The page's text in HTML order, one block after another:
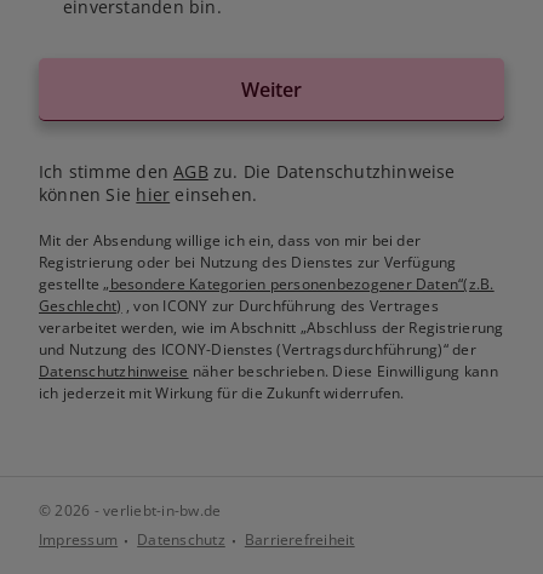
einverstanden bin.
Weiter
Ich stimme denAGB zu. Die Datenschutzhinweise
können Sie hier einsehen.
Mit der Absendung willige ich ein, dass von mir bei der
Registrierung oder bei Nutzung des Dienstes zur Verfügung
gestellte„besondere Kategorien personenbezogener Daten“(z.B.
Geschlecht) , von ICONY zur Durchführung des Vertrages
verarbeitet werden, wie im Abschnitt „Abschluss der Registrierung
und Nutzung des ICONY-Dienstes (Vertragsdurchführung)“ der
Datenschutzhinweise näher beschrieben. Diese Einwilligung kann
ich jederzeit mit Wirkung für die Zukunft widerrufen.
© 2026 - verliebt-in-bw.de
Impressum
Datenschutz Barrierefreiheit